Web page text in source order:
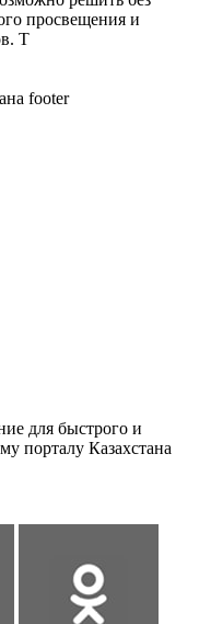
просвещения и
Т
для быстрого и
порталу Казахстана